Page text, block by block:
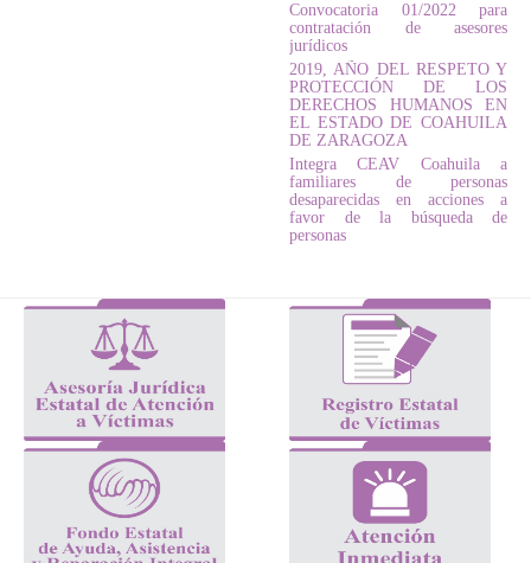
Convocatoria 01/2022 para
contratación de asesores
jurídicos
2019, AÑO DEL RESPETO Y
PROTECCIÓN DE LOS
DERECHOS HUMANOS EN
EL ESTADO DE COAHUILA
DE ZARAGOZA
Integra CEAV Coahuila a
familiares de personas
desaparecidas en acciones a
favor de la búsqueda de
personas